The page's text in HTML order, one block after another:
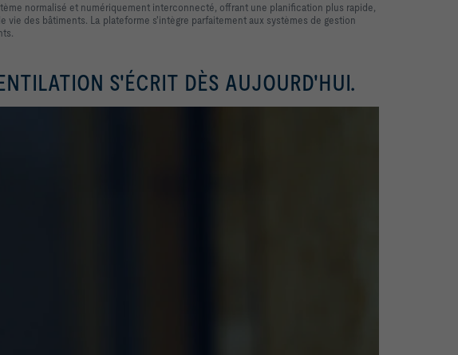
normalisé et numériquement interconnecté, offrant une planification plus rapide,
des bâtiments. La plateforme s'intègre parfaitement aux systèmes de gestion
S'ÉCRIT DÈS AUJOURD'HUI.